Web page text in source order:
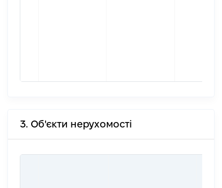
3. Об'єкти нерухомості